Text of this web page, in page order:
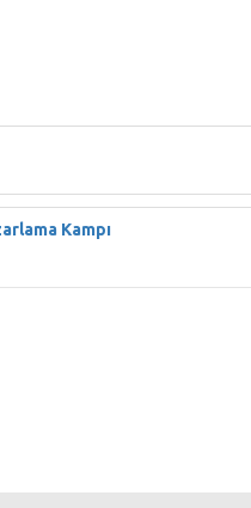
Kampı